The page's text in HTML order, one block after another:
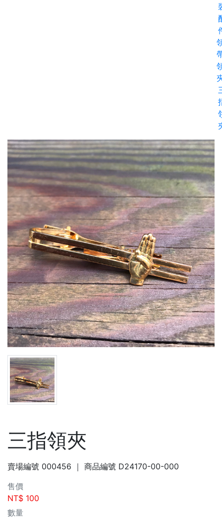
三指領夾
賣場編號 000456 ｜ 商品編號 D24170-00-000
售價
NT$ 100
數量